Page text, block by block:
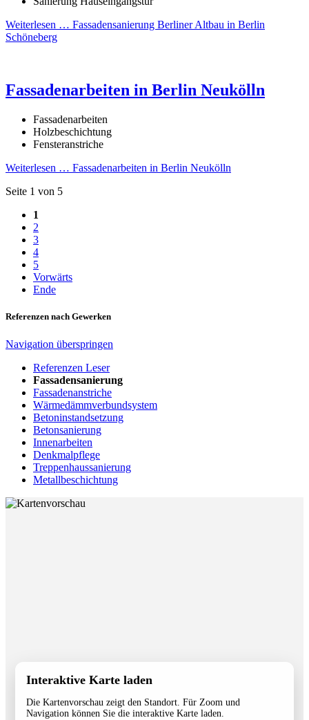
Weiterlesen … Fassadensanierung Berliner Altbau in Berlin
Schöneberg
Fassadenarbeiten in Berlin Neukölln
Fassadenarbeiten
Holzbeschichtung
Fensteranstriche
Weiterlesen … Fassadenarbeiten in Berlin Neukölln
Seite 1 von 5
1
2
3
4
5
Vorwärts
Ende
Referenzen nach Gewerken
Navigation überspringen
Referenzen Leser
Fassadensanierung
Fassadenanstriche
Wärmedämmverbundsystem
Betoninstandsetzung
Betonsanierung
Innenarbeiten
Denkmalpflege
Treppenhaussanierung
Metallbeschichtung
Interaktive Karte laden
Die Kartenvorschau zeigt den Standort. Für Zoom und
Navigation können Sie die interaktive Karte laden.